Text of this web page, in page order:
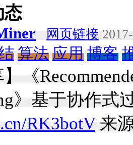
态
网页链接
算法 应用 博客
】《
》基于协作式
RK3botV来